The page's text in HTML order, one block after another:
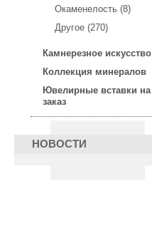
Окаменелость (8)
Другое (270)
Камнерезное искусство
Коллекция минералов
Ювелирные вставки на
заказ
НОВОСТИ